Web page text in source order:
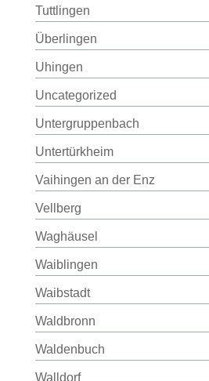
Tuttlingen
Überlingen
Uhingen
Uncategorized
Untergruppenbach
Untertürkheim
Vaihingen an der Enz
Vellberg
Waghäusel
Waiblingen
Waibstadt
Waldbronn
Waldenbuch
Walldorf